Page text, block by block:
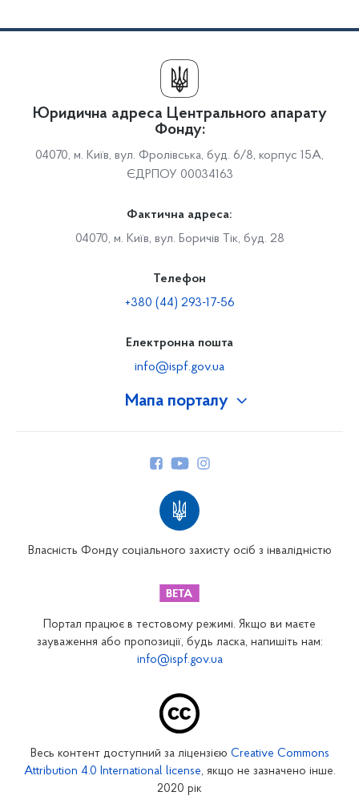
Мапа порталу
Закарпатське відділення
Запорізьке відділення
Кіровоградське відділення
Юридична адреса Центрального апарату
Фонду:
04070, м. Київ, вул. Фролівська, буд. 6/8, корпус 15А,
ЄДРПОУ 00034163
Фактична адреса:
04070, м. Київ, вул. Боричів Тік, буд. 28
Телефон
+380 (44) 293-17-56
Електронна пошта
info@ispf.gov.ua
Власність Фонду соціального захисту осіб з інвалідністю
Портал працює в тестовому режимі. Якщо ви маєте
зауваження або пропозиції, будь ласка, напишіть нам:
info@ispf.gov.ua
Весь контент доступний за ліцензією Creative Commons
Attribution 4.0 International license, якщо не зазначено інше.
2020 рік